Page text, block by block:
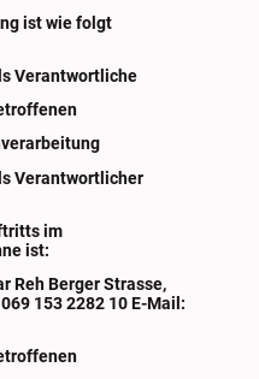
ist wie folgt
Verantwortliche
Verantwortlicher
im
ist:
Reh Berger Strasse,
153 2282 10 E-Mail: